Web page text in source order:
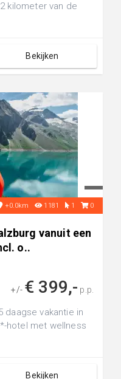
kilometer van de
Bekijken
+0.0km 1181 1 0
vanuit een
o..
+/- € 399,- p.p.
daagse vakantie in
hotel met wellness
Bekijken